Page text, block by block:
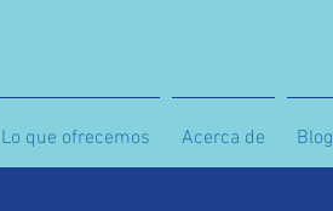
Lo que ofrecemos Acerca de Blog